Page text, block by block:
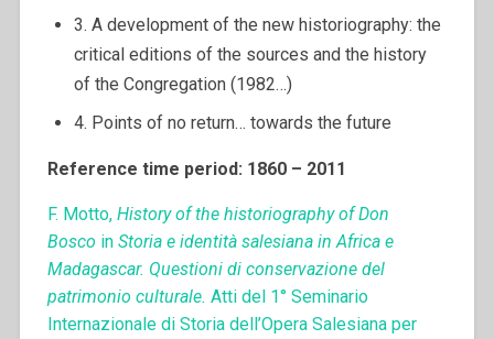
3. A development of the new historiography: the
critical editions of the sources and the history
of the Congregation (1982…)
4. Points of no return… towards the future
Reference time period: 1860 – 2011
F. Motto, History of the historiography of Don
Bosco inStoria e identità salesiana in Africa e
Madagascar. Questioni di conservazione del
patrimonio culturale. Atti del 1° Seminario
Internazionale di Storia dell’Opera Salesiana per